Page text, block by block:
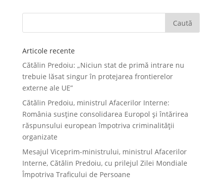
Articole recente
Cătălin Predoiu: „Niciun stat de primă intrare nu
trebuie lăsat singur în protejarea frontierelor
externe ale UE”
Cătălin Predoiu, ministrul Afacerilor Interne:
România susține consolidarea Europol și întărirea
răspunsului european împotriva criminalității
organizate
Mesajul Viceprim-ministrului, ministrul Afacerilor
Interne, Cătălin Predoiu, cu prilejul Zilei Mondiale
Împotriva Traficului de Persoane